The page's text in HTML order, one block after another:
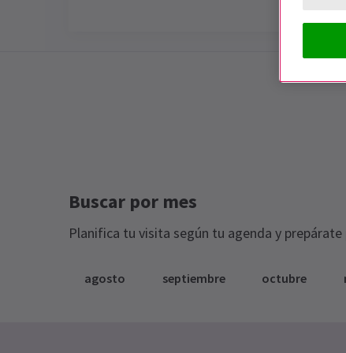
ESTE ESPECTÁCULO ESTÁ CERRADO
Buscar por mes
Planifica tu visita según tu agenda y
agosto septiembre octubre